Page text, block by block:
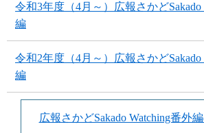
令和3年度（4月～）広報さかどSakado
編
令和2年度（4月～）広報さかどSakado
編
広報さかどSakado Watching番外